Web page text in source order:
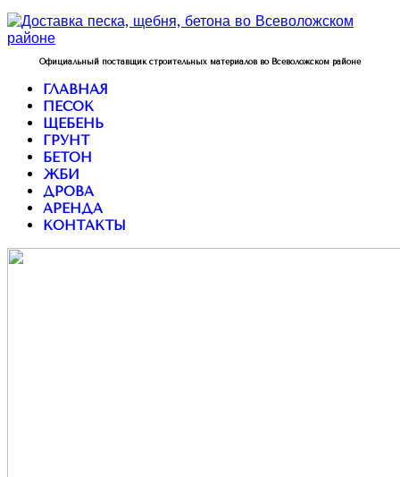
Официальный поставщик строительных материалов во Всеволожском районе
ГЛАВНАЯ
ПЕСОК
ЩЕБЕНЬ
ГРУНТ
БЕТОН
ЖБИ
ДРОВА
АРЕНДА
КОНТАКТЫ